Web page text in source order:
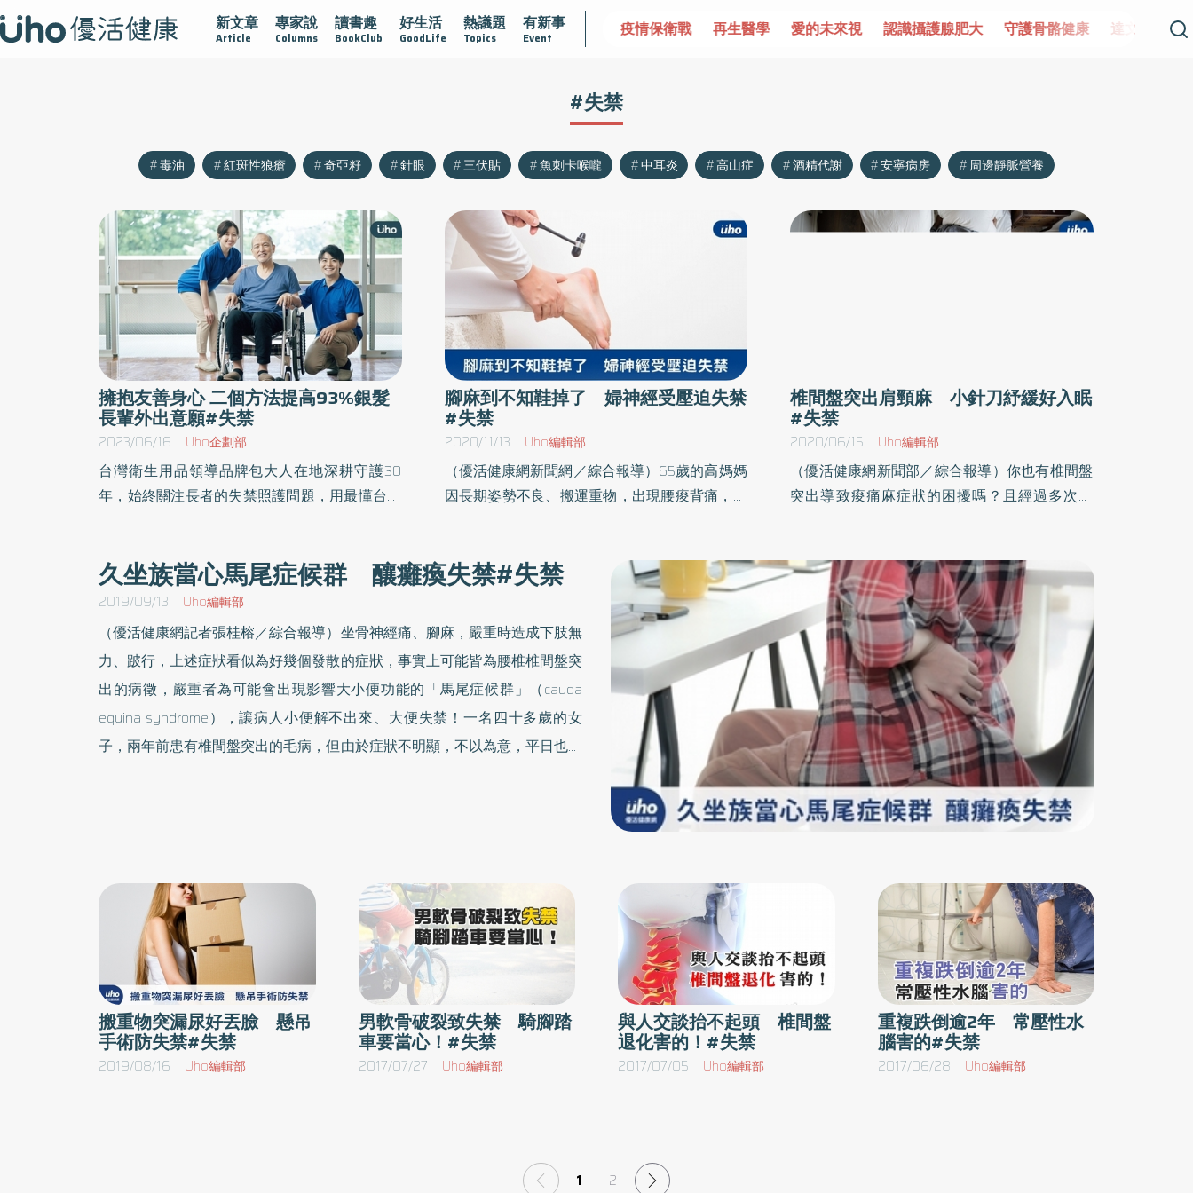
新文章
Article
專家說
Columns
讀書趣
BookClub
好生活
GoodLife
熱議題
Topics
有新事
Event
守護骨骼健康 達文西手術專欄 2025植牙指南 漸凍不孤單 愛不沾黏 守護腺在 疫情保衛戰 再生醫學 愛的未來視 認識攝護腺肥大 守護骨骼健康 達文西手術
#失禁
毒油 紅斑性狼瘡 奇亞籽 針眼 三伏貼 魚刺卡喉嚨 中耳炎 高山症 酒精代謝 安寧病房 周邊靜脈營養
擁抱友善身心 二個方法提高93%銀髮
長輩外出意願#失禁
2023/06/16 Uho企劃部
台灣衛生用品領導品牌包大人在地深耕守護30
年，始終關注長者的失禁照護問題，用最懂台灣
長照機構、及連鎖藥局等共同合作，舉辦「提、
拉、密、舒健康操」全台巡迴活動，獲得熱烈迴
髮族其實是喜好外出活動的，但近6成銀髮族因
泛健康問題而不願外出，其中47%長者長期受漏
尿/失禁問題困擾。有鑑於此，包大人呼籲「動」
齡微運動生活，並邀請感恩活動大使謝祖武一起
學習運用「提、拉、密、舒健康操」，鼓勵長者
過日常復健微運動，維持一定程度的生活機能，
同時給予照護者與被照護者支持，因此更發起了
台灣銀髮族活動指數調查，深入了解照護者與被
照護者的實際需求。 根據調查顯示，近九成銀髮
長輩並非不喜歡外出，導致不外出是因有健康問
題，而其中約有47%長輩有如廁/失禁問題，即便
是日常買菜都深受其困擾，穿脫不便、明顯褲
痕、悶熱不舒服，尊嚴掃地難為情更是銀髮長輩
腳麻到不知鞋掉了 婦神經受壓迫失禁
#失禁
2020/11/13 Uho編輯部
（優活健康網新聞網／綜合報導）65歲的高媽媽
因長期姿勢不良、搬運重物，出現腰痠背痛，後
刺痛感一來，就像是腳穿上厚襪子，幾乎沒有感
覺，有次甚至鞋子掉了也沒發現，症狀長達10多
年。近來她不僅無法正常走路，還大小便失禁。
擔心手術癱瘓求偏方 反而延誤病情高媽媽擔心
脊椎手術失敗會癱瘓，遲遲不願接受手術治療，
到處尋求偏方、推拿整脊，沒想到疼痛惡化。就
診檢查後發現腰椎第3、4節椎間盤突出、滑脫，
合併嚴重椎管狹窄，神經壓迫情況很嚴重，細細
的神經柱就像被掐住一樣，加上腎功能差，增加
手術困難度。神經外科醫師吳聖文表示，由於神
經缺損症狀嚴重，只能開刀減壓並固定。進行經
量少，不必破壞大量的肌肉和骨頭，就能做到神
經完全減壓，儘量保有脊椎本身的骨性結構。下
背、下肢痠麻 恐坐骨神經受壓迫吳聖文表示，
神經受壓迫，腳麻痛是警訊，隨著年紀老化、工
作搬重物磨損、運動傷害或車禍意外，導致脊椎
關節退化形成骨刺，加上脊椎韌帶肥厚增生甚至
鬆脫，以及椎間盤磨損突出破裂等，造成椎管狹
窄滑脫合併神經壓迫，進而導致下肢出現疼痛麻
千萬不可以亂服成藥，以免延誤病情。
椎間盤突出肩頸麻 小針刀紓緩好入眠
#失禁
2020/06/15 Uho編輯部
（優活健康網新聞部／綜合報導）你也有椎間盤
突出導致痠痛麻症狀的困擾嗎？且經過多次復
指出，當長期不自覺處於低頭狀態、頸部扛重物
且瞬間扭轉或因車禍等外力撞擊等因素，就可能
埋下椎間盤突出的危險因子，嚴重時不僅會影響
肢體活動，甚至可能失去行動能力。椎間盤突出
壓迫神經 嚴重恐造成失禁椎間盤突出通常發生
於頸部與腰部，以病症發生於頸部而言，包括手
臂、肩頸等神經分布的部位，就會使患者出現酸
麻痛等症狀；楊龍駿醫師補充，若患者發生於腰
部時，則會使腰部以下的大腿或小腿同樣呈現酸
麻痛症狀，嚴重時，可能造成大小便失禁問題，
不得輕忽嚴重性。臨床上，一名50歲男性，因工
覆發作，直到改採以小針刀治療後，因受傷範圍
較大，因此療程約七至八次，治療後症狀已舒
緩；另名30歲女性，同樣也因工作姿勢不佳，引
發椎間盤突出，不僅因壓迫手臂及肩頸導致手指
麻痛，甚至已嚴重影響睡眠品質，醫師建議開刀
治療，但擔心手術風險，因此嘗試小針刀治療
後，順利舒解症狀。小針刀鬆解不正常組織 助
病患擺脫不適治療上，西醫會先評估症狀是否嚴
久坐族當心馬尾症候群 釀癱瘓失禁#失禁
2019/09/13 Uho編輯部
（優活健康網記者張桂榕／綜合報導）坐骨神經痛、腳麻，嚴重時造成下肢無
力、跛行，上述症狀看似為好幾個發散的症狀，事實上可能皆為腰椎椎間盤突
出的病徵，嚴重者為可能會出現影響大小便功能的「馬尾症候群」（cauda
equina syndrome），讓病人小便解不出來、大便失禁！一名四十多歲的女
子，兩年前患有椎間盤突出的毛病，但由於症狀不明顯，不以為意，平日也沒
目前還在接受術後的復健治療中。好發族群為40歲以上、久坐一族馬尾症候
群的好發族群為40歲以上，經常坐在辦公室的上班一族，而患有脊椎退化和
椎間盤突出的病人都是高危險群。部立苗栗醫院神經外科吳聖文醫師表示，人
體在腰椎一、二節以上是所謂的脊髓，以下就變成一條條的神經，也就是所謂
的「馬尾」，如果這個部位受到嚴重的壓迫，一開始會出現坐骨神經痛的症
狀，嚴重一點，臀部地方會刺痛麻木，最後無知覺，再不處理就會出現大小便
無感覺的狀況，甚至下半身癱瘓，此症候群通常發生在腰椎四、五節間，或腰
節分布的評估，肌力測試，肌腱反射等），尚須透過X光，電腦斷層以及核磁
搬重物突漏尿好丟臉 懸吊
手術防失禁#失禁
2019/08/16 Uho編輯部
男軟骨破裂致失禁 騎腳踏
車要當心！#失禁
2017/07/27 Uho編輯部
與人交談抬不起頭 椎間盤
退化害的！#失禁
2017/07/05 Uho編輯部
重複跌倒逾2年 常壓性水
腦害的#失禁
2017/06/28 Uho編輯部
1 2